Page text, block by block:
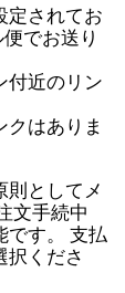
定されてお
でお送り
付近のリン
はありま
則としてメ
文手続中
です。 支払
択くださ